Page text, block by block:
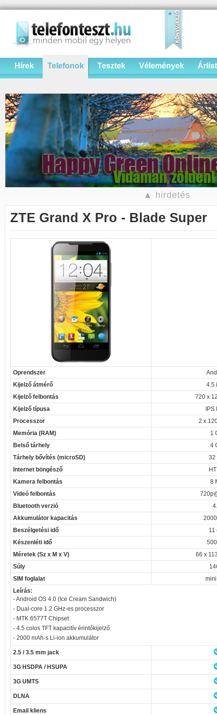
Hírek Telefonok Tesztek Vélemények
▲ hirdetés
ZTE Grand X Pro - Blade Super
Oprendszer
Kijelző átmérő
4.5
Kijelző felbontás
720 x
Kijelző típusa
Processzor
2 x
Memória (RAM)
1
Belső tárhely
4
Tárhely bővítés (microSD)
32
Internet böngésző
Kamera felbontás
8
Videó felbontás
Bluetooth verzió
Akkumulátor kapacitás
Beszélgetési idő
11
Készenléti idő
Méretek (Sz x M x V)
66 x
Súly
SIM foglalat
Leírás:
- Android OS 4.0 (Ice Cream Sandwich)
- Dual-core 1.2 GHz-es processzor
- MTK 6577T Chipset
- 4.5 colos TFT kapacitív érintőkijelző
- 2000 mAh-s Li-ion akkumulátor
2.5 / 3.5 mm jack
3G HSDPA / HSUPA
3G UMTS
DLNA
Email kliens